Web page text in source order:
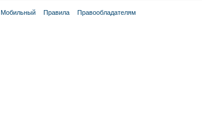
Мобильный Правила Правообладателям